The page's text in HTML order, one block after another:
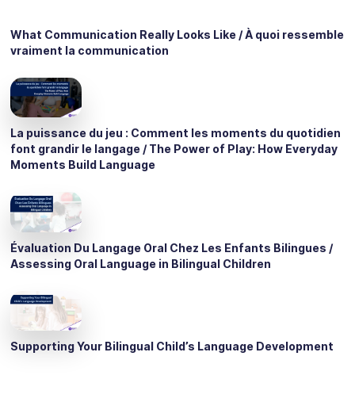
What Communication Really Looks Like / À quoi ressemble
vraiment la communication
La puissance du jeu : Comment les moments du quotidien
font grandir le langage / The Power of Play: How Everyday
Moments Build Language
Évaluation Du Langage Oral Chez Les Enfants Bilingues /
Assessing Oral Language in Bilingual Children
Supporting Your Bilingual Child’s Language Development